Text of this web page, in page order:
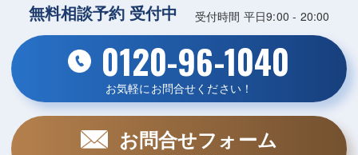
無料相談予約 受付中 受付時間 平日9:00 - 20:00
0120-96-1040
お気軽にお問合せください！
お問合せフォーム